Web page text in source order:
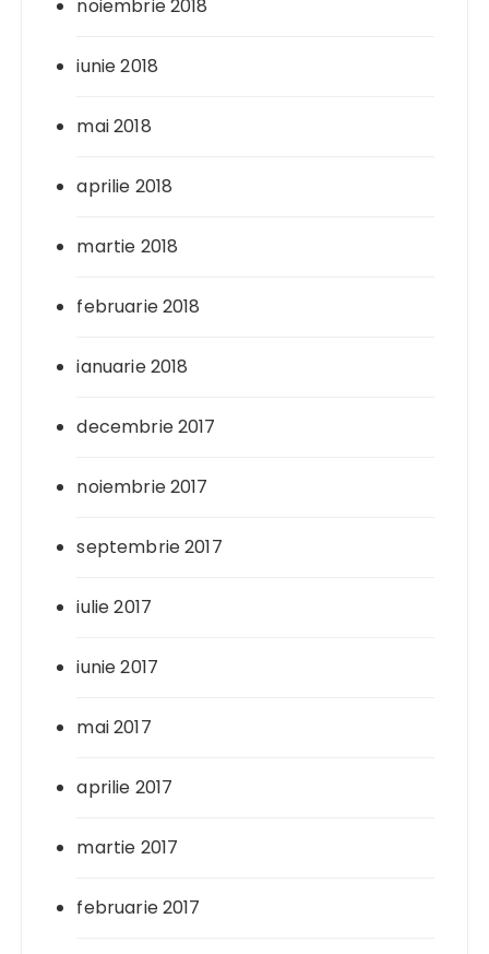
noiembrie 2018
iunie 2018
mai 2018
aprilie 2018
martie 2018
februarie 2018
ianuarie 2018
decembrie 2017
noiembrie 2017
septembrie 2017
iulie 2017
iunie 2017
mai 2017
aprilie 2017
martie 2017
februarie 2017